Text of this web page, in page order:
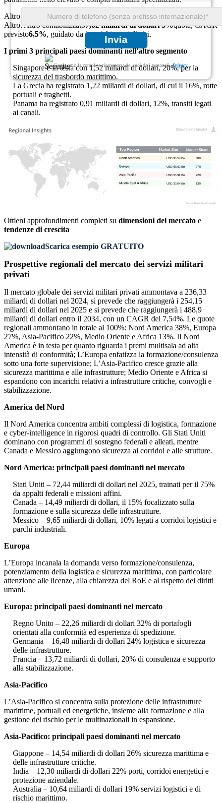
Invia
Garantiamo la completa riservatezza dei tuoi dati personali.Privacy
Altro Dimensione del mercato, entrate nel 2025. Quota e CAGR per
Altro. Altro contabilizzato7,62 miliardi di dollari 3%quota, CAGR
previsto6,5%, guidato da incarichi specialistici.
I primi 3 principali paesi dominanti nell'altro segmento
Singapore è in testa con 1,52 miliardi di dollari, 20%, per la
sicurezza del trasbordo marittimo.
La Grecia ha registrato 1,22 miliardi di dollari, di cui il 16%, rotte
portuali e traghetti.
Panama ha registrato 0,91 miliardi di dollari, 12%, transiti legati
ai canali.
13%
USD 33.04 Bn
22%
USD 55.91 Bn
27%
USD 68.62 Bn
38%
USD 96.58 Bn
Ottieni approfondimenti completi su dimensioni del mercato e
tendenze di crescita
Scarica esempio GRATUITO
Prospettive regionali del mercato dei servizi militari
privati
Il mercato globale dei servizi militari privati ​​ammontava a 236,33
miliardi di dollari nel 2024, si prevede che raggiungerà i 254,15
miliardi di dollari nel 2025 e si prevede che raggiungerà i 488,9
miliardi di dollari entro il 2034, con un CAGR del 7,54%. Le quote
regionali ammontano in totale al 100%: Nord America 38%, Europa
27%, Asia-Pacifico 22%, Medio Oriente e Africa 13%. Il Nord
America è in testa per quanto riguarda i premi multisala ad alta
intensità di conformità; L’Europa enfatizza la formazione/consulenza
sotto una forte supervisione; L’Asia-Pacifico cresce grazie alla
sicurezza marittima e alle infrastrutture; Medio Oriente e Africa si
espandono con incarichi relativi a infrastrutture critiche, convogli e
stabilizzazione.
America del Nord
Il Nord America concentra ambiti complessi di logistica, formazione
e cyber-intelligence in rigorosi quadri di controllo. Gli Stati Uniti
dominano con programmi di sostegno federali e alleati, mentre
Canada e Messico aggiungono sicurezza ai corridoi e alle strutture.
Nord America: principali paesi dominanti nel mercato
Stati Uniti – 72,44 miliardi di dollari nel 2025, trainati per il 75%
da appalti federali e missioni affini.
Canada – 14,49 miliardi di dollari, il 15% focalizzato sulla
formazione e sulla sicurezza delle infrastrutture.
Messico – 9,65 miliardi di dollari, 10% legati a corridoi logistici e
parchi industriali.
Europa
L’Europa incanala la domanda verso formazione/consulenza,
potenziamento della logistica e sicurezza marittima, con particolare
attenzione alle licenze, alla chiarezza del RoE e al rispetto dei diritti
umani.
Europa: principali paesi dominanti nel mercato
Regno Unito – 22,26 miliardi di dollari 32% di portafogli
orientati alla conformità ed esperienza di spedizione.
Germania – 16,48 miliardi di dollari 24% logistica e sicurezza
delle infrastrutture.
Francia – 13,72 miliardi di dollari, 20% di consulenza e supporto
alla stabilizzazione.
Asia-Pacifico
L’Asia-Pacifico si concentra sulla protezione delle infrastrutture
marittime, portuali ed energetiche, insieme alla formazione e alla
gestione del rischio per le multinazionali in espansione.
Asia-Pacifico: principali paesi dominanti nel mercato
Giappone – 14,54 miliardi di dollari 26% sicurezza marittima e
delle infrastrutture critiche.
India – 12,30 miliardi di dollari 22% porti, corridoi energetici e
protezione aziendale.
Australia – 10,64 miliardi di dollari 19% servizi logistici e di
rischio marittimo.